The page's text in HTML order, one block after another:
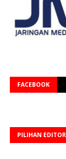
FACEBOOK
PILIHAN EDITOR